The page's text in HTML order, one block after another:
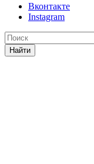
Вконтакте
Instagram
Найти